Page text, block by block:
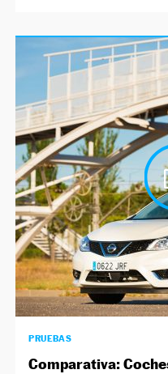
PRUEBAS
Comparativa: